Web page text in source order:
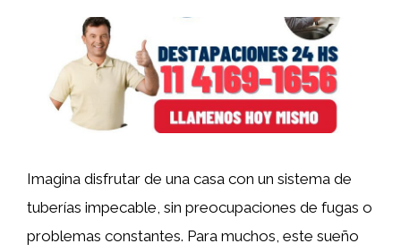
Imagina disfrutar de una casa con un sistema de
tuberías impecable, sin preocupaciones de fugas o
problemas constantes. Para muchos, este sueño